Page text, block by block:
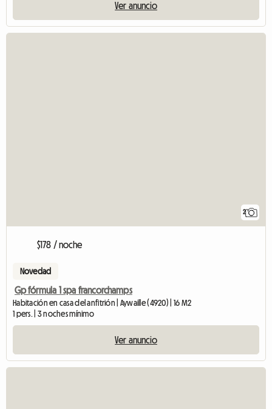
Ver anuncio
2
$178 / noche
Novedad
Gp fórmula 1 spa francorchamps
Habitación en casa del anfitrión | Aywaille (4920) | 16 M2
1 pers. | 3 noches mínimo
Ver anuncio